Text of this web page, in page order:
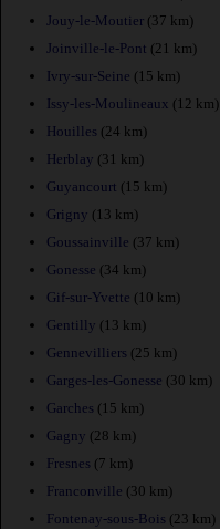
Jouy-le-Moutier (37 km)
Joinville-le-Pont (21 km)
Ivry-sur-Seine (15 km)
Issy-les-Moulineaux (12 km)
Houilles (24 km)
Herblay (31 km)
Guyancourt (15 km)
Grigny (13 km)
Goussainville (37 km)
Gonesse (34 km)
Gif-sur-Yvette (10 km)
Gentilly (13 km)
Gennevilliers (25 km)
Garges-les-Gonesse (30 km)
Garches (15 km)
Gagny (28 km)
Fresnes (7 km)
Franconville (30 km)
Fontenay-sous-Bois (23 km)